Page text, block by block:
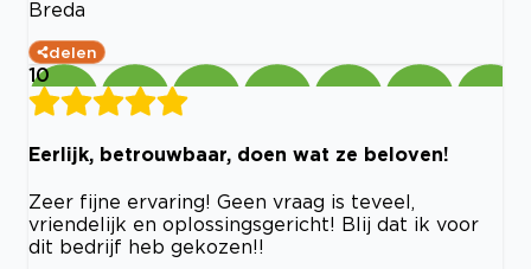
Breda
delen
10
Eerlijk, betrouwbaar, doen wat ze beloven!
Zeer fijne ervaring! Geen vraag is teveel,
vriendelijk en oplossingsgericht! Blij dat ik voor
dit bedrijf heb gekozen!!